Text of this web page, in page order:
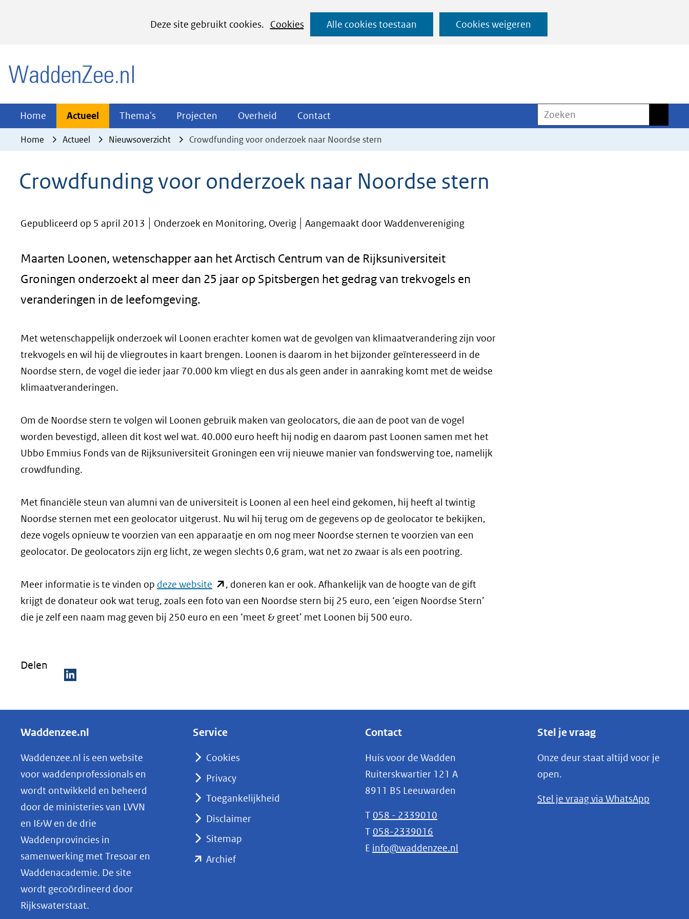
Deze site gebruikt cookies.
Cookies
het
cookies
website
worden
Alle cookies toestaan Cookies weigeren
Ga
naar
Home Actueel Actueel
Uitklappen
Thema's Thema's
Uitklappen
Projecten Projecten
Uitklappen
Overheid Overheid
Uitklappen
Contact
Uitklappen
Zoeken
Home Actueel Nieuwsoverzicht Crowdfunding voor onderzoek naar Noordse stern
Crowdfunding voor onderzoek naar Noordse stern
Gepubliceerd op 5 april 2013 Onderzoek en Monitoring, Overig Aangemaakt door Waddenvereniging
Maarten Loonen, wetenschapper aan het Arctisch Centrum van de Rijksuniversiteit
Groningen onderzoekt al meer dan 25 jaar op Spitsbergen het gedrag van trekvogels en
veranderingen in de leefomgeving.
Met wetenschappelijk onderzoek wil Loonen erachter komen wat de gevolgen van klimaatverandering zijn voor
trekvogels en wil hij de vliegroutes in kaart brengen. Loonen is daarom in het bijzonder geïnteresseerd in de
Noordse stern, de vogel die ieder jaar 70.000 km vliegt en dus als geen ander in aanraking komt met de weidse
klimaatveranderingen.
Om de Noordse stern te volgen wil Loonen gebruik maken van geolocators, die aan de poot van de vogel
worden bevestigd, alleen dit kost wel wat. 40.000 euro heeft hij nodig en daarom past Loonen samen met het
Ubbo Emmius Fonds van de Rijksuniversiteit Groningen een vrij nieuwe manier van fondswerving toe, namelijk
crowdfunding.
Met financiële steun van alumni van de universiteit is Loonen al een heel eind gekomen, hij heeft al twintig
Noordse sternen met een geolocator uitgerust. Nu wil hij terug om de gegevens op de geolocator te bekijken,
deze vogels opnieuw te voorzien van een apparaatje en om nog meer Noordse sternen te voorzien van een
geolocator. De geolocators zijn erg licht, ze wegen slechts 0,6 gram, wat net zo zwaar is als een pootring.
Meer informatie is te vinden op deze website (opent
in
nieuw
, doneren kan er ook. Afhankelijk van de hoogte van de gift
krijgt de donateur ook wat terug, zoals een foto van een Noordse stern bij 25 euro, een ‘eigen Noordse Stern’
die je zelf een naam mag geven bij 250 euro en een ‘meet & greet’ met Loonen bij 500 euro.
Delen
e
e
n
o
p
L
k
e
d
I
n
Waddenzee.nl
Waddenzee.nl is een website
voor waddenprofessionals en
wordt ontwikkeld en beheerd
door de ministeries van LVVN
en I&W en de drie
Waddenprovincies in
samenwerking met Tresoar en
Waddenacademie. De site
wordt gecoördineerd door
Rijkswaterstaat.
Service
Cookies
Privacy
Toegankelijkheid
Disclaimer
Sitemap
Archief(opent
Contact
Huis voor de Wadden
Ruiterskwartier 121 A
8911 BS Leeuwarden
T 058 - 2339010
T 058-2339016
E info@waddenzee.nl
Stel je vraag
Onze deur staat altijd voor je
open.
Stel je vraag via WhatsApp